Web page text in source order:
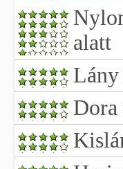
alatt
Lány
Dora